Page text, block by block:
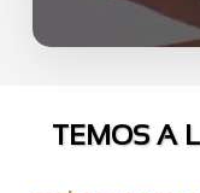
TEMOS A